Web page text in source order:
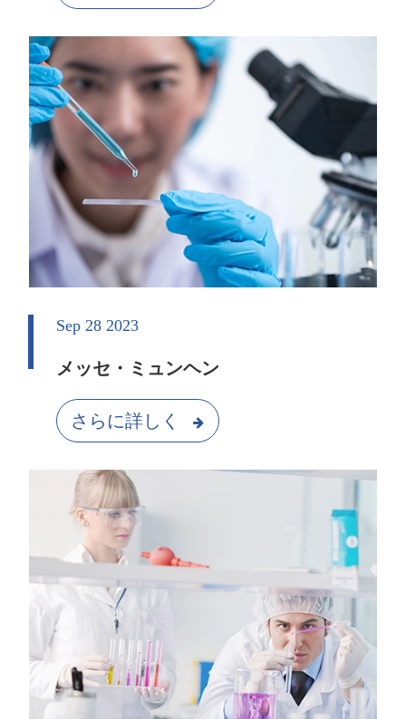
Sep 28 2023
メッセ・ミュンヘン
さらに詳しく